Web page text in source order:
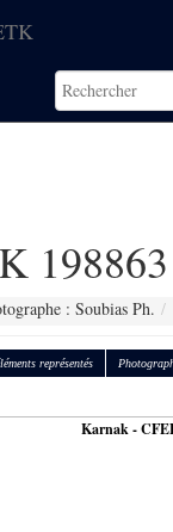
198863
: Soubias Ph.
représentés